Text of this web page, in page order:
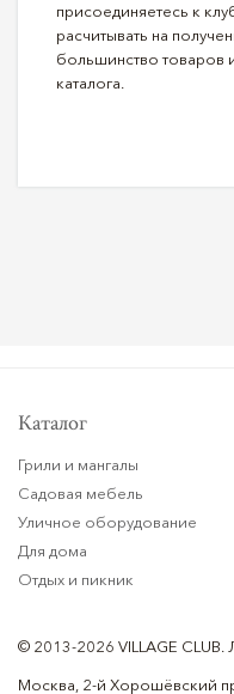
присоединяетесь к
расчитывать на
большинство товаров
каталога.
Каталог
Грили и мангалы
Садовая мебель
Уличное оборудование
Для дома
Отдых и пикник
© 2013-2026 VILLAGE CLUB.
Москва, 2-й Хорошёвский